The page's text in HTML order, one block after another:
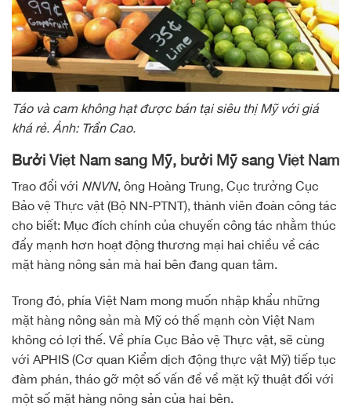
Táo và cam không hạt được bán tại siêu thị Mỹ với giá
khá rẻ. Ảnh: Trần Cao.
Bưởi Việt Nam sang Mỹ, bưởi Mỹ sang Việt Nam
Trao đổi với NNVN, ông Hoàng Trung, Cục trưởng Cục
Bảo vệ Thực vật (Bộ NN-PTNT), thành viên đoàn công tác
cho biết: Mục đích chính của chuyến công tác nhằm thúc
đẩy mạnh hơn hoạt động thương mại hai chiều về các
mặt hàng nông sản mà hai bên đang quan tâm.
Trong đó, phía Việt Nam mong muốn nhập khẩu những
mặt hàng nông sản mà Mỹ có thế mạnh còn Việt Nam
không có lợi thế. Về phía Cục Bảo vệ Thực vật, sẽ cùng
với APHIS (Cơ quan Kiểm dịch động thực vật Mỹ) tiếp tục
đàm phán, tháo gỡ một số vấn đề về mặt kỹ thuật đối với
một số mặt hàng nông sản của hai bên.